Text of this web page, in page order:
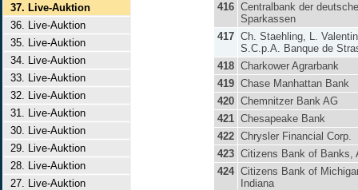
37. Live-Auktion
36. Live-Auktion
35. Live-Auktion
34. Live-Auktion
33. Live-Auktion
32. Live-Auktion
31. Live-Auktion
30. Live-Auktion
29. Live-Auktion
28. Live-Auktion
27. Live-Auktion
416 Centralbank der
Sparkassen
417 Ch. Staehling, L.
S.C.p.A. Banque de
418 Charkower Agrarbank
419 Chase Manhattan Bank
420 Chemnitzer Bank AG
421 Chesapeake Bank
422 Chrysler Financial Corp.
423 Citizens Bank of Banks,
424 Citizens Bank of
Indiana